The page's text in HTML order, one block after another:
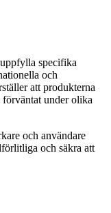
specifika
och
att produkterna
förväntat under olika
och användare
och säkra att